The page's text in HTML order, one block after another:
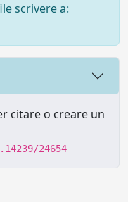
scrivere a:
citare o creare un
24654